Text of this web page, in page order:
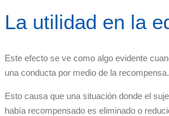
La utilidad en la
Este efecto se ve como algo evidente
una conducta por medio de la recompensa.
Esto causa que una situación donde el
había recompensado es eliminado o